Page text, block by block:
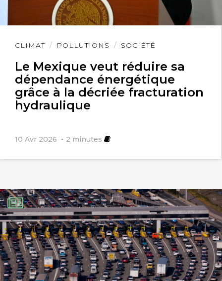
CLIMAT POLLUTIONS SOCIÉTÉ
Le Mexique veut réduire sa
dépendance énergétique
grâce à la décriée fracturation
hydraulique
10 Avr 2026 2 minutes
Lire